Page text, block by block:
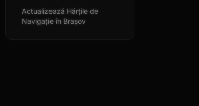
Actualizează Hărțile de
Navigație în Brașov